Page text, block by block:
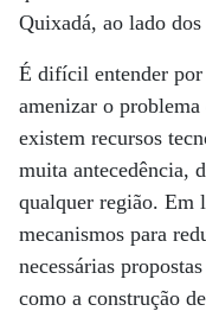
Quixadá, ao lado
É difícil entender por
amenizar o
existem recursos
muita antecedência,
qualquer região. Em
mecanismos para
necessárias
como a construção